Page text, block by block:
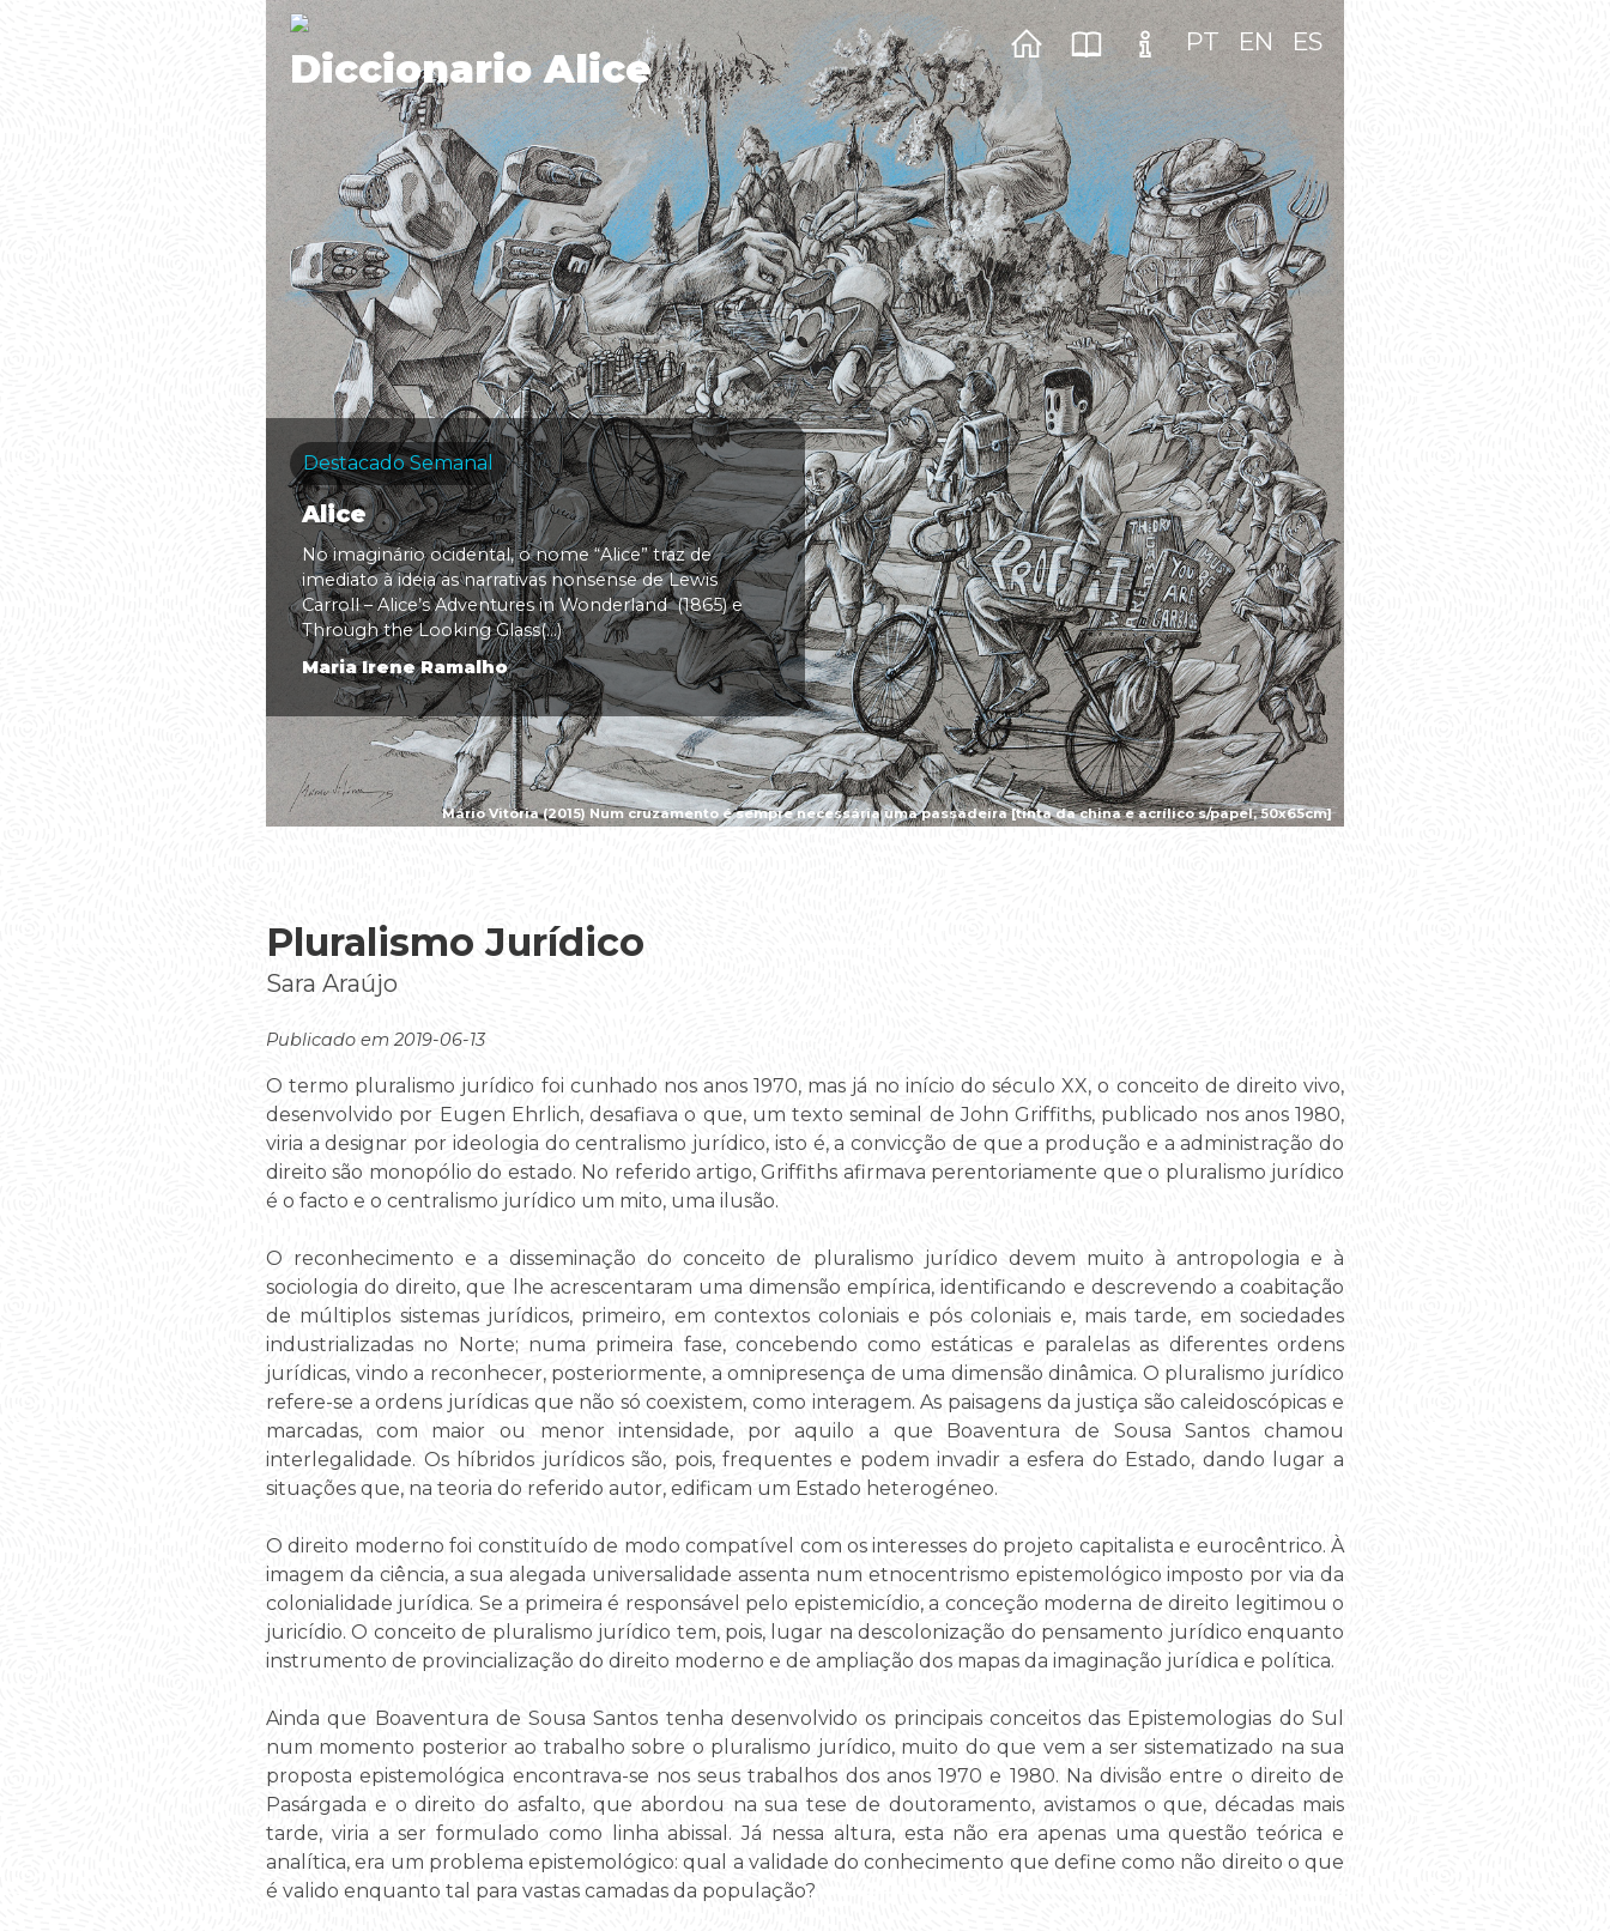
Mário Vitória (2015) Num cruzamento é sempre necessária uma passadeira [tinta da china e acrílico s/papel, 50x65cm]
Diccionario Alice
PT EN ES
Destacado Semanal
Alice
No imaginário ocidental, o nome “Alice” traz de
imediato à ideia as narrativas nonsense de Lewis
Carroll – Alice’s Adventures in Wonderland (1865) e
Through the Looking Glass(...)
Maria Irene Ramalho
Pluralismo Jurídico
Sara Araújo
Publicado em 2019-06-13
O termo pluralismo jurídico foi cunhado nos anos 1970, mas já no início do século XX, o conceito de direito vivo,
desenvolvido por Eugen Ehrlich, desafiava o que, um texto seminal de John Griffiths, publicado nos anos 1980,
viria a designar por ideologia do centralismo jurídico, isto é, a convicção de que a produção e a administração do
direito são monopólio do estado. No referido artigo, Griffiths afirmava perentoriamente que o pluralismo jurídico
é o facto e o centralismo jurídico um mito, uma ilusão.
O reconhecimento e a disseminação do conceito de pluralismo jurídico devem muito à antropologia e à
sociologia do direito, que lhe acrescentaram uma dimensão empírica, identificando e descrevendo a coabitação
de múltiplos sistemas jurídicos, primeiro, em contextos coloniais e pós coloniais e, mais tarde, em sociedades
industrializadas no Norte; numa primeira fase, concebendo como estáticas e paralelas as diferentes ordens
jurídicas, vindo a reconhecer, posteriormente, a omnipresença de uma dimensão dinâmica. O pluralismo jurídico
refere-se a ordens jurídicas que não só coexistem, como interagem. As paisagens da justiça são caleidoscópicas e
marcadas, com maior ou menor intensidade, por aquilo a que Boaventura de Sousa Santos chamou
interlegalidade. Os híbridos jurídicos são, pois, frequentes e podem invadir a esfera do Estado, dando lugar a
situações que, na teoria do referido autor, edificam um Estado heterogéneo.
O direito moderno foi constituído de modo compatível com os interesses do projeto capitalista e eurocêntrico. À
imagem da ciência, a sua alegada universalidade assenta num etnocentrismo epistemológico imposto por via da
colonialidade jurídica. Se a primeira é responsável pelo epistemicídio, a conceção moderna de direito legitimou o
juricídio. O conceito de pluralismo jurídico tem, pois, lugar na descolonização do pensamento jurídico enquanto
instrumento de provincialização do direito moderno e de ampliação dos mapas da imaginação jurídica e política.
Ainda que Boaventura de Sousa Santos tenha desenvolvido os principais conceitos das Epistemologias do Sul
num momento posterior ao trabalho sobre o pluralismo jurídico, muito do que vem a ser sistematizado na sua
proposta epistemológica encontrava-se nos seus trabalhos dos anos 1970 e 1980. Na divisão entre o direito de
Pasárgada e o direito do asfalto, que abordou na sua tese de doutoramento, avistamos o que, décadas mais
tarde, viria a ser formulado como linha abissal. Já nessa altura, esta não era apenas uma questão teórica e
analítica, era um problema epistemológico: qual a validade do conhecimento que define como não direito o que
é valido enquanto tal para vastas camadas da população?